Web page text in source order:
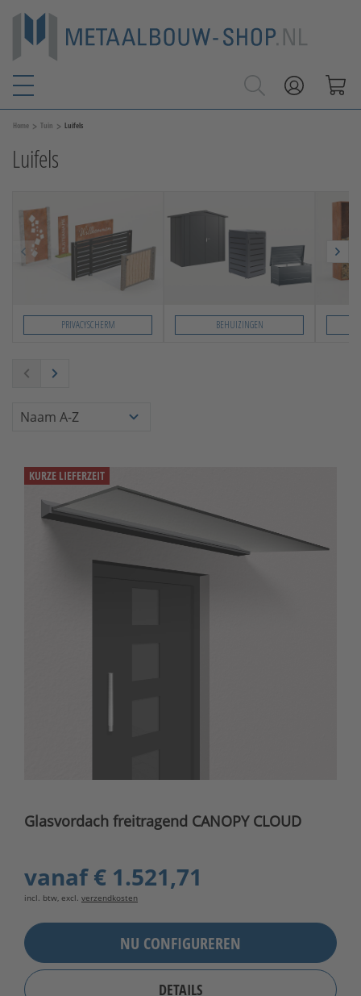
Home > Tuin > Luifels
Luifels
PRIVACYSCHERM BEHUIZINGEN
KURZE LIEFERZEIT
Glasvordach freitragend CANOPY CLOUD
vanaf€ 1.521,71
incl. btw, excl. verzendkosten
NU CONFIGUREREN
DETAILS